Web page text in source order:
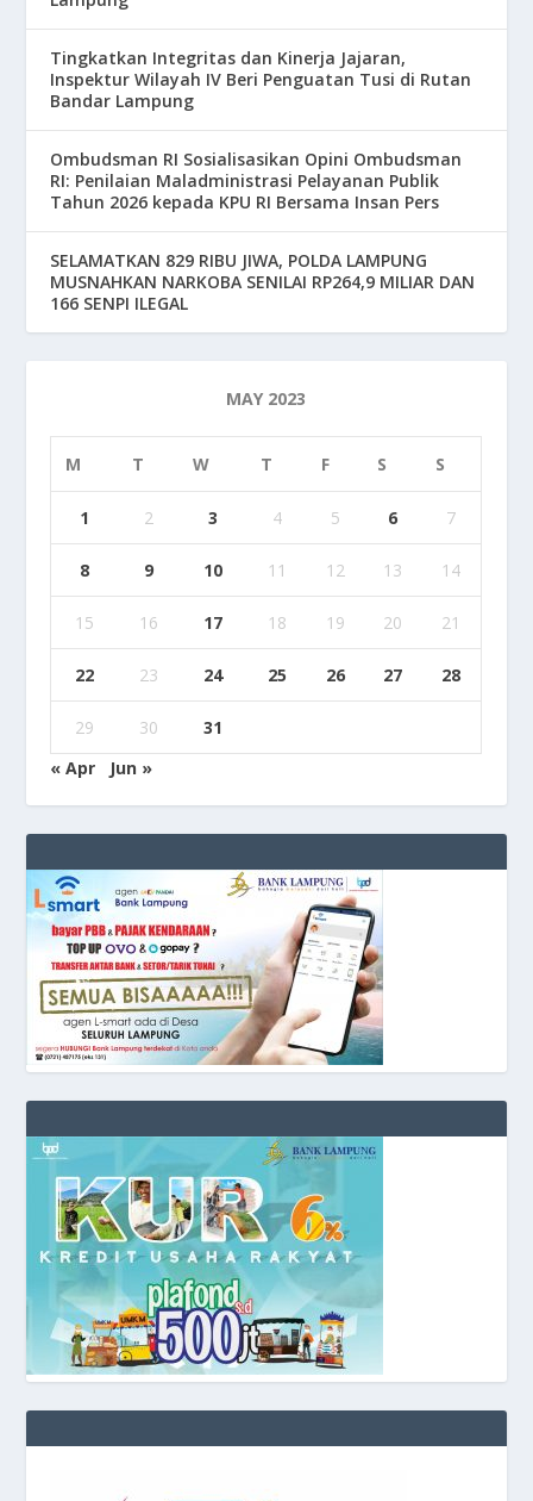
Tingkatkan Integritas dan Kinerja Jajaran,
Inspektur Wilayah IV Beri Penguatan Tusi di Rutan
Bandar Lampung
Ombudsman RI Sosialisasikan Opini Ombudsman
RI: Penilaian Maladministrasi Pelayanan Publik
Tahun 2026 kepada KPU RI Bersama Insan Pers
SELAMATKAN 829 RIBU JIWA, POLDA LAMPUNG
MUSNAHKAN NARKOBA SENILAI RP264,9 MILIAR DAN
166 SENPI ILEGAL
MAY 2023
M T W T F S S
1 2 3 4 5 6 7
8 9 10 11 12 13 14
15 16 17 18 19 20 21
22 23 24 25 26 27 28
29 30
31
« Apr
Jun »